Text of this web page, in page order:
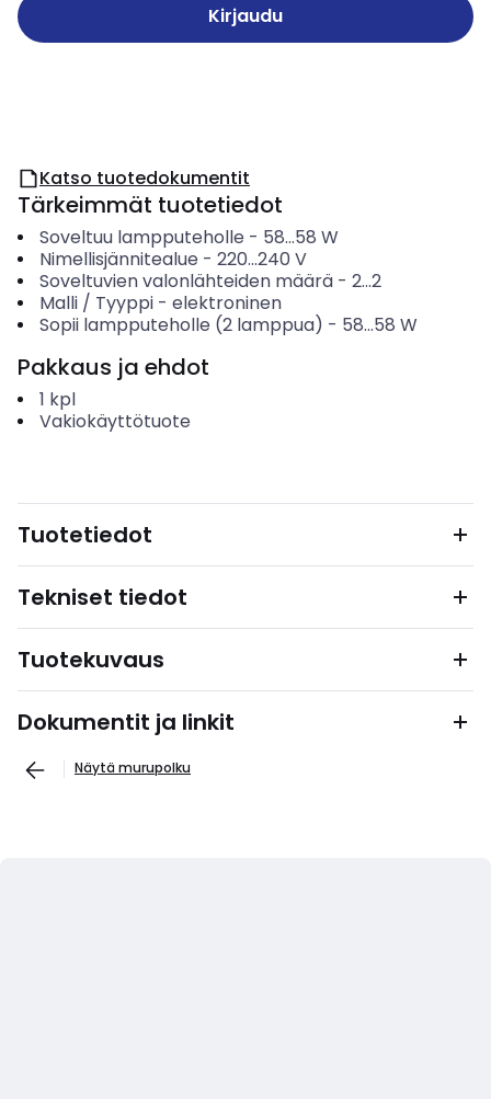
Kirjaudu
Katso tuotedokumentit
Tärkeimmät tuotetiedot
Soveltuu lampputeholle - 58...58 W
Nimellisjännitealue - 220...240 V
Soveltuvien valonlähteiden määrä- 2...2
Malli / Tyyppi- elektroninen
Sopii lampputeholle (2 lamppua) - 58...58 W
Pakkaus ja ehdot
1 kpl
Vakiokäyttötuote
Tuotetiedot
Tekniset tiedot
Tuotekuvaus
Dokumentit ja linkit
Näytä murupolku